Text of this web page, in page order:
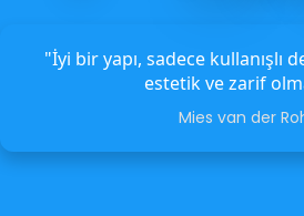
"İyi bir yapı, sadece kullanışlı
estetik ve zarif
Mies van der